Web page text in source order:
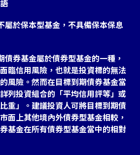
屬於保本型基金，不具備保本保息
債券基金屬於債券型基金的一種，
臨信用風險，也就是投資標的無法
風險。然而在目標到期債券基金當
列投資組合的「平均信用評等」或
重」。建議投資人可將目標到期債
面上其他境內外債券型基金相較，
基金在所有債券型基金當中的相對